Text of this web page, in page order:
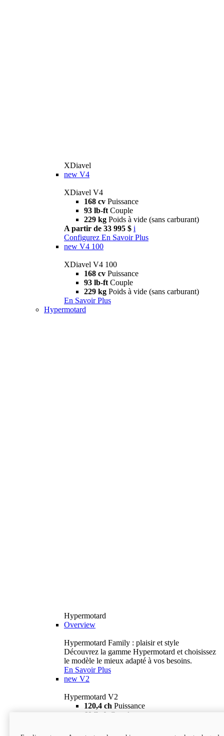
XDiavel
new V4
XDiavel V4
168 cv Puissance
93 lb-ft Couple
229 kg Poids à vide (sans carburant)
A partir de 33 995 $ i
Configurez En Savoir Plus
new V4 100
XDiavel V4 100
168 cv Puissance
93 lb-ft Couple
229 kg Poids à vide (sans carburant)
En Savoir Plus
Hypermotard
Hypermotard
Overview
Hypermotard Family : plaisir et style
Découvrez la gamme Hypermotard et choisissez
le modèle le mieux adapté à vos besoins.
En Savoir Plus
new V2
Hypermotard V2
120,4 ch Puissance
69 lb-ft
Couple
18 895 $